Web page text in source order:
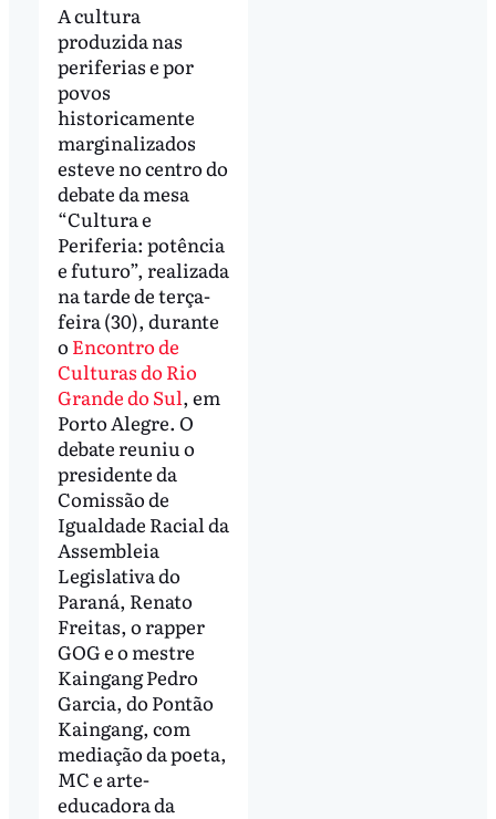
A cultura
produzida nas
periferias e por
povos
historicamente
marginalizados
esteve no centro do
debate da mesa
“Cultura e
Periferia: potência
e futuro”, realizada
na tarde de terça-
feira (30), durante
o Encontro de
Culturas do Rio
Grande do Sul, em
Porto Alegre. O
debate reuniu o
presidente da
Comissão de
Igualdade Racial da
Assembleia
Legislativa do
Paraná, Renato
Freitas, o rapper
GOG e o mestre
Kaingang Pedro
Garcia, do Pontão
Kaingang, com
mediação da poeta,
MC e arte-
educadora da